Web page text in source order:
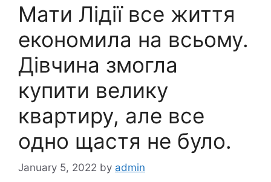
Мати Лідії все життя
економила на всьому.
Дівчина змогла
купити велику
квартиру, але все
одно щастя не було.
January 5, 2022 by admin